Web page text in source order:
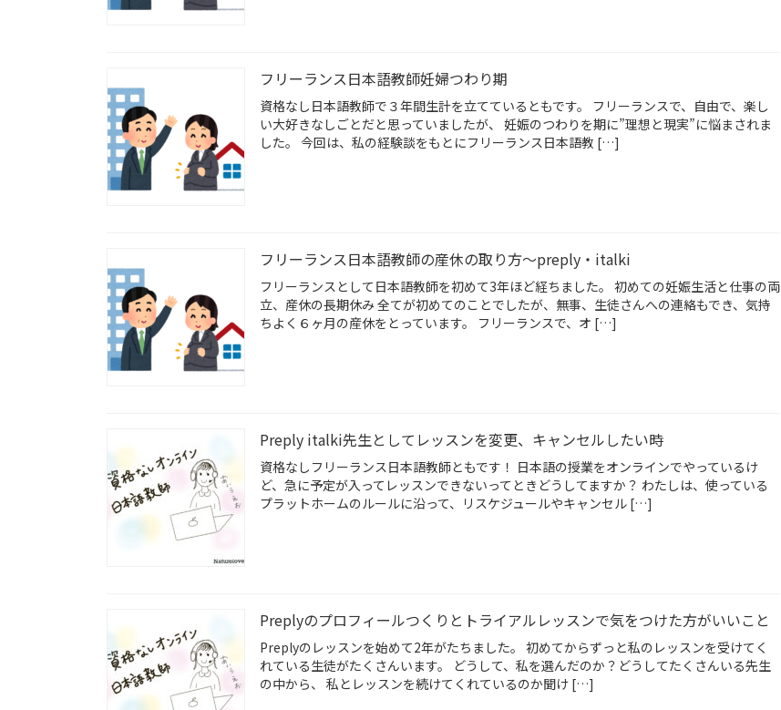
フリーランス日本語教師妊婦つわり期
資格なし日本語教師で３年間生計を立てているともです。 フリーランスで、自由で、楽し
い大好きなしごとだと思っていましたが、 妊娠のつわりを期に”理想と現実”に悩まされま
した。 今回は、私の経験談をもとにフリーランス日本語教 […]
フリーランス日本語教師の産休の取り方〜preply・italki
フリーランスとして日本語教師を初めて3年ほど経ちました。 初めての妊娠生活と仕事の両
立、産休の長期休み 全てが初めてのことでしたが、無事、生徒さんへの連絡もでき、気持
ちよく６ヶ月の産休をとっています。 フリーランスで、オ […]
Preply italki先生としてレッスンを変更、キャンセルしたい時
資格なしフリーランス日本語教師ともです！ 日本語の授業をオンラインでやっているけ
ど、急に予定が入ってレッスンできないってときどうしてますか？ わたしは、使っている
プラットホームのルールに沿って、リスケジュールやキャンセル […]
Preplyのプロフィールつくりとトライアルレッスンで気をつけた方がいいこと
Preplyのレッスンを始めて2年がたちました。 初めてからずっと私のレッスンを受けてく
れている生徒がたくさんいます。 どうして、私を選んだのか？どうしてたくさんいる先生
の中から、 私とレッスンを続けてくれているのか聞け […]